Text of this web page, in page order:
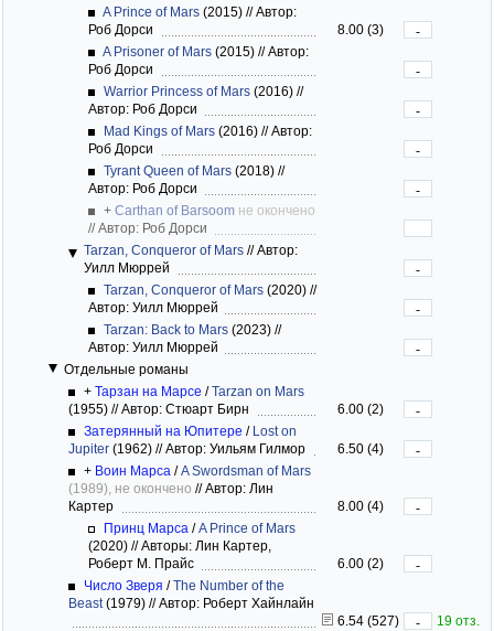
A Prince of Mars (2015) //Автор:
Роб Дорси
8.00 (3)
-
A Prisoner of Mars (2015) //Автор:
Роб Дорси
-
Warrior Princess of Mars (2016) //
Автор: Роб Дорси
-
Mad Kings of Mars (2016) //Автор:
Роб Дорси
-
Tyrant Queen of Mars (2018) //
Автор: Роб Дорси
-
+ Carthan of Barsoom не окончено
//Автор: Роб Дорси
Tarzan, Conqueror of Mars //Автор:
Уилл Мюррей
-
Tarzan, Conqueror of Mars (2020) //
Автор: Уилл Мюррей
-
Tarzan: Back to Mars (2023) //
Автор: Уилл Мюррей
-
Отдельные романы
+ Тарзан на Марсе /Tarzan on Mars
(1955) //Автор: Стюарт Бирн 6.00 (2)
-
Затерянный на Юпитере / Lost on
Jupiter (1962) //Автор: Уильям Гилмор 6.50 (4)
-
+ Воин Марса /A Swordsman of Mars
(1989), не окончено //Автор: Лин
Картер
8.00 (4)
-
Принц Марса /A Prince of Mars
(2020) //Авторы: Лин Картер,
Роберт М. Прайс
6.00 (2)
-
Число Зверя /The Number of the
Beast(1979) //Автор: Роберт Хайнлайн
6.54 (527)
-
19 отз.